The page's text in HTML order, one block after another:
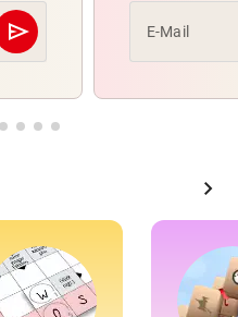
send
Abschicken E-Mail
chevron_right